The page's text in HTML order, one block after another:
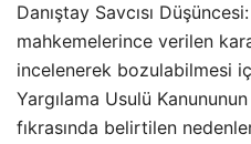
Danıştay Savcısı
mahkemelerince verilen
incelenerek bozulabilmesi
Yargılama Usulü
fıkrasında belirtilen